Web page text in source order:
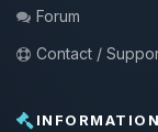
Forum
Contact /